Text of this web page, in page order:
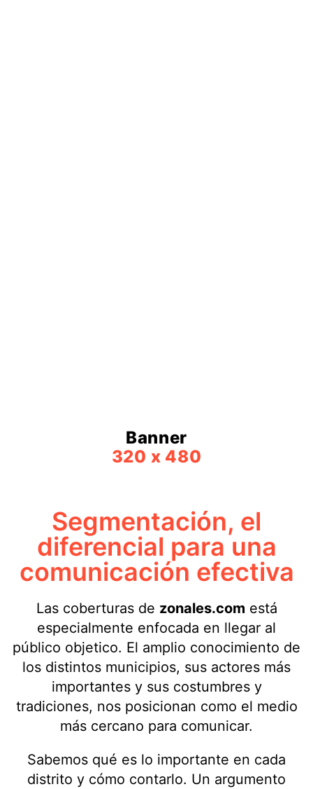
Banner
320 x 480
Segmentación, el
diferencial para una
comunicación efectiva
Las coberturas de zonales.com está
especialmente enfocada en llegar al
público objetico. El amplio conocimiento de
los distintos municipios, sus actores más
importantes y sus costumbres y
tradiciones, nos posicionan como el medio
más cercano para comunicar.
Sabemos qué es lo importante en cada
distrito y cómo contarlo. Un argumento